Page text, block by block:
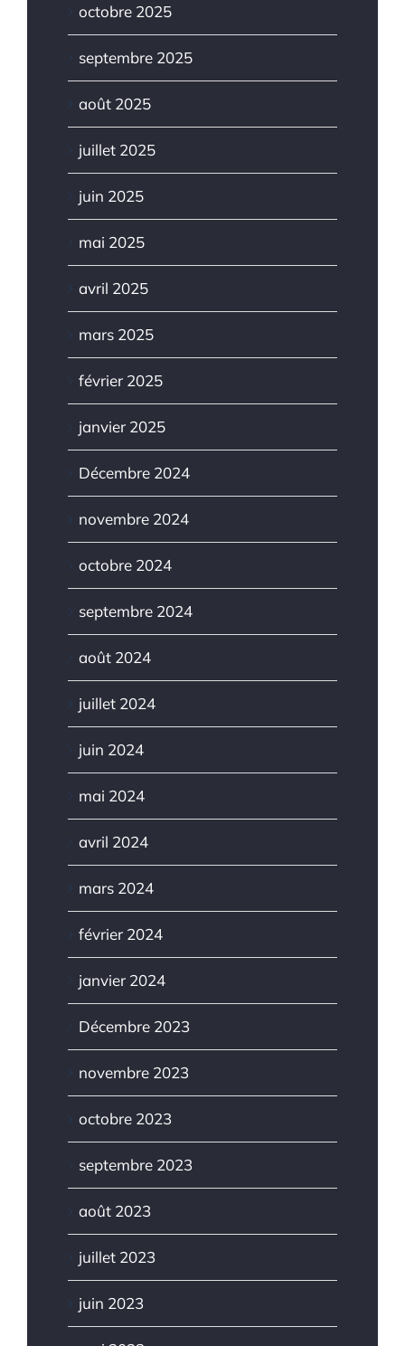
octobre 2025
septembre 2025
août 2025
juillet 2025
juin 2025
mai 2025
avril 2025
mars 2025
février 2025
janvier 2025
Décembre 2024
novembre 2024
octobre 2024
septembre 2024
août 2024
juillet 2024
juin 2024
mai 2024
avril 2024
mars 2024
février 2024
janvier 2024
Décembre 2023
novembre 2023
octobre 2023
septembre 2023
août 2023
juillet 2023
juin 2023